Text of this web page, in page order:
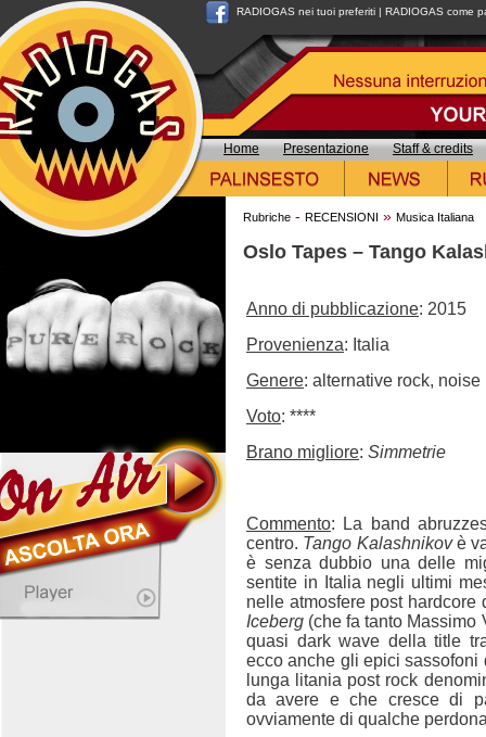
RADIOGAS nei tuoi preferiti | RADIOGAS come
Home Presentazione Staff & credits
Rubriche - RECENSIONI » Musica Italiana
Oslo Tapes – Tango
Anno di pubblicazione: 2015
Provenienza: Italia
Genere: alternative rock, noise
Voto: ****
Brano migliore: Simmetrie
Commento: La band
centro. Tango Kalashnikovè
è senza dubbio una delle
sentite in Italia negli ultimi
nelle atmosfere post hardcore
Iceberg (che fa tanto Massimo
quasi dark wave della title
ecco anche gli epici
lunga litania post rock
da avere e che cresce di
ovviamente di qualche